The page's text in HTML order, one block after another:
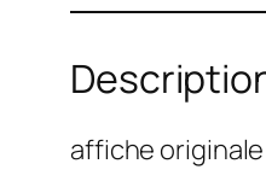
affiche